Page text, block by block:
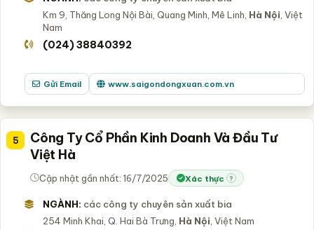
Km 9, Thăng Long Nội Bài, Quang Minh, Mê Linh, Hà Nội , Việt
Nam
(024) 38840392
Gửi Email www.saigondongxuan.com.vn
5
Công Ty Cổ Phần Kinh Doanh Và Đầu Tư
Việt Hà
Cập nhật gần nhất: 16/7/2025 Xác thực ?
NGÀNH: các công ty chuyên sản xuất bia
254 Minh Khai, Q. Hai Bà Trưng, Hà Nội , Việt Nam